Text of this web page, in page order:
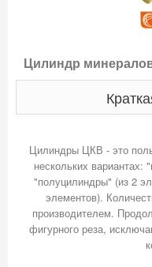
Цилиндр
Цилиндры ЦКВ - это
нескольких
"полуцилиндры" (из 2
элементов).
производителем.
фигурного реза,